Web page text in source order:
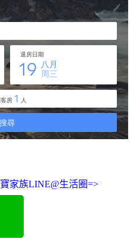
家族LINE@生活圈=>